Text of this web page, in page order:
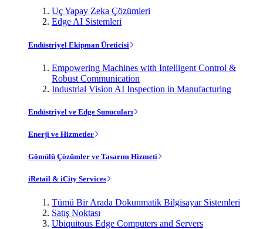
Uç Yapay Zeka Çözümleri
Edge AI Sistemleri
Endüstriyel Ekipman Üreticisi
Empowering Machines with Intelligent Control &
Robust Communication
Industrial Vision AI Inspection in Manufacturing
Endüstriyel ve Edge Sunucuları
Enerji ve Hizmetler
Gömülü Çözümler ve Tasarım Hizmeti
iRetail & iCity Services
Tümü Bir Arada Dokunmatik Bilgisayar Sistemleri
Satış Noktası
Ubiquitous Edge Computers and Servers